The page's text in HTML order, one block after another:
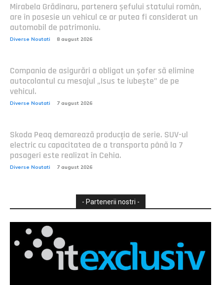
Mirabela Grădinaru, partenera șefului statului român,
are în posesie un vehicul ce ar putea fi considerat un
automobil de patrimoniu.
Diverse Noutati 8 august 2026
Compania de asigurări a obligat un șofer să elimine
autocolantul cu mesajul „Isus te iubește” de pe
vehicul.
Diverse Noutati 7 august 2026
Skoda Peaq demarează producția de serie. SUV-ul
electric cu capacitatea de a transporta până la 7
pasageri este realizat în Cehia.
Diverse Noutati 7 august 2026
- Partenerii nostri -